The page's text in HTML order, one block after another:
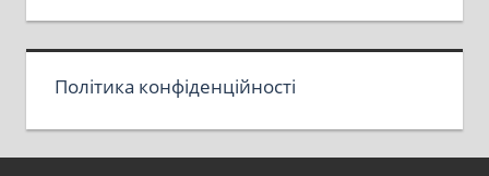
Політика конфіденційності